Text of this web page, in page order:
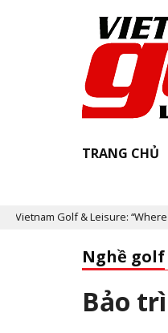
TRANG CHỦ
“Where Prestige Meets
Nghề golf
Bảo